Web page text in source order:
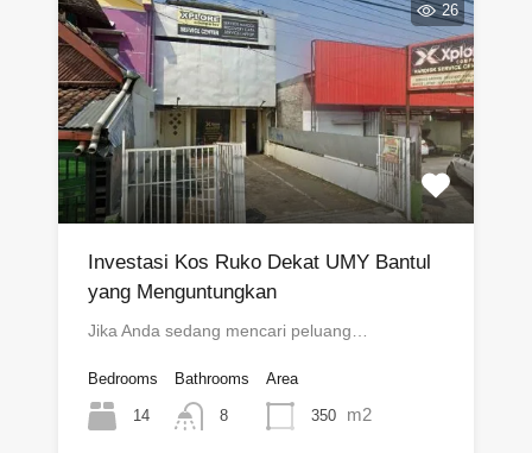
26
Investasi Kos Ruko Dekat UMY Bantul
yang Menguntungkan
Jika Anda sedang mencari peluang…
Bedrooms
14
Bathrooms
8
Area
350 m2